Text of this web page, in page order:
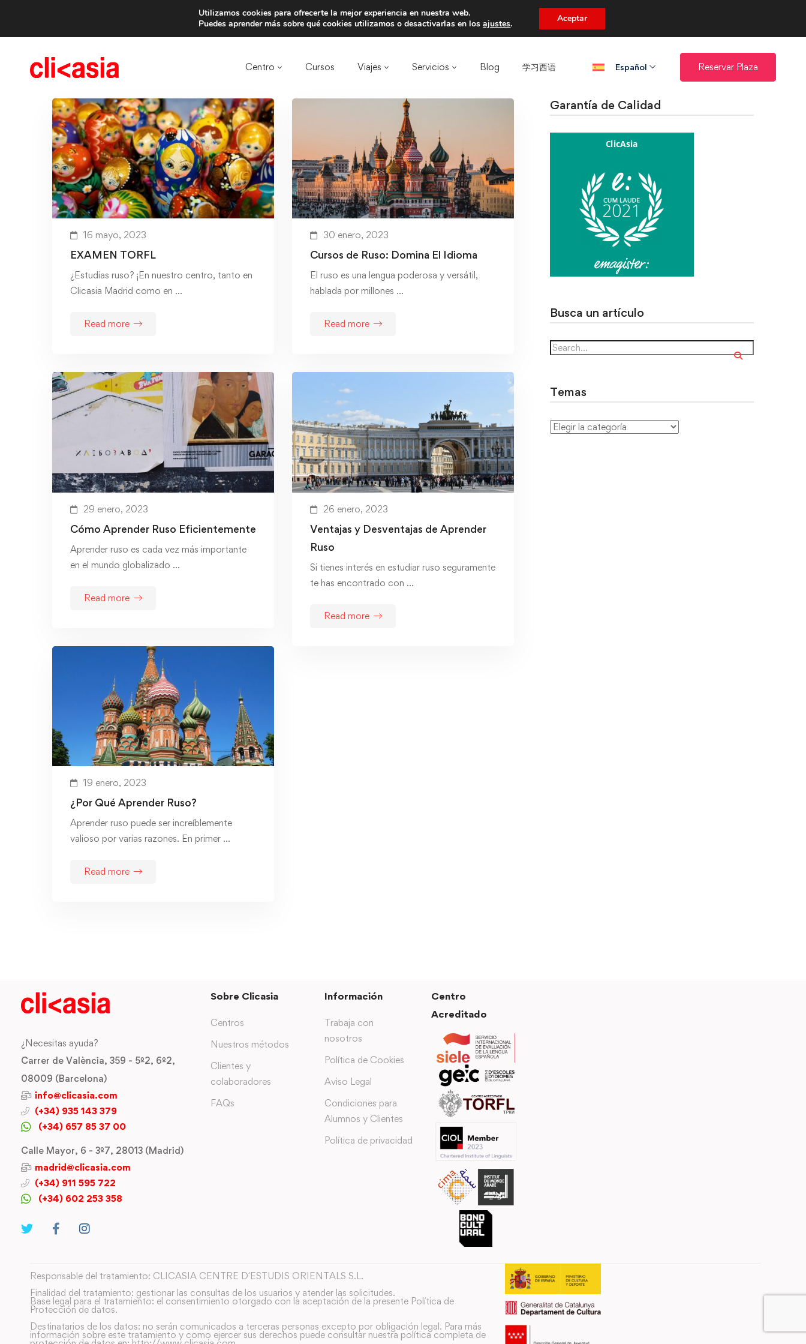
Trae a un amigo y llevaos un total de 75€ de descuento.
Centro Cursos Viajes Servicios Blog 学习西语​ Español Reservar Plaza
16 mayo, 2023
EXAMEN TORFL
¿Estudias ruso? ¡En nuestro centro, tanto en
Clicasia Madrid como en …
Read more
30 enero, 2023
Cursos de Ruso: Domina El Idioma
El ruso es una lengua poderosa y versátil,
hablada por millones …
Read more
29 enero, 2023
Cómo Aprender Ruso Eficientemente
Aprender ruso es cada vez más importante
en el mundo globalizado …
Read more
26 enero, 2023
Ventajas y Desventajas de Aprender
Ruso
Si tienes interés en estudiar ruso seguramente
te has encontrado con …
Read more
19 enero, 2023
¿Por Qué Aprender Ruso?
Aprender ruso puede ser increíblemente
valioso por varias razones. En primer …
Read more
Garantía de Calidad
Busca un artículo
Temas
¿Necesitas ayuda?
Carrer de València, 359 - 5º2, 6º2,
08009 (Barcelona)
info@clicasia.com
(+34) 935 143 379
(+34) 657 85 37 00
Calle Mayor, 6 - 3º7, 28013 (Madrid)
madrid@clicasia.com
(+34) 911 595 722
(+34) 602 253 358
Sobre Clicasia
Centros
Nuestros métodos
Clientes y
colaboradores
FAQs
Información
Trabaja con
nosotros
Política de Cookies
Aviso Legal
Condiciones para
Alumnos y Clientes
Política de privacidad
Centro
Acreditado
Responsable del tratamiento: CLICASIA CENTRE D´ESTUDIS ORIENTALS S.L.
Finalidad del tratamiento: gestionar las consultas de los usuarios y atender las solicitudes.
Base legal para el tratamiento: el consentimiento otorgado con la aceptación de la presente Política de
Protección de datos.
Destinatarios de los datos: no serán comunicados a terceras personas excepto por obligación legal. Para más
información sobre este tratamiento y como ejercer sus derechos puede consultar nuestra política completa de
Utilizamos cookies para ofrecerte la mejor experiencia en nuestra web.
Puedes aprender más sobre qué cookies utilizamos o desactivarlas en losajustes. Aceptar